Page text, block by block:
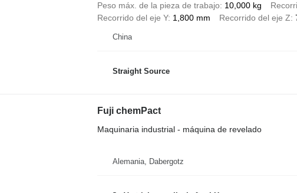
Peso máx. de la pieza de trabajo
10,000 kg
Recorrido del eje Y 1,800 mm Recorrido del eje Z
China
Straight Source
Fuji chemPact
Maquinaria industrial - máquina de revelado
Alemania, Dabergotz